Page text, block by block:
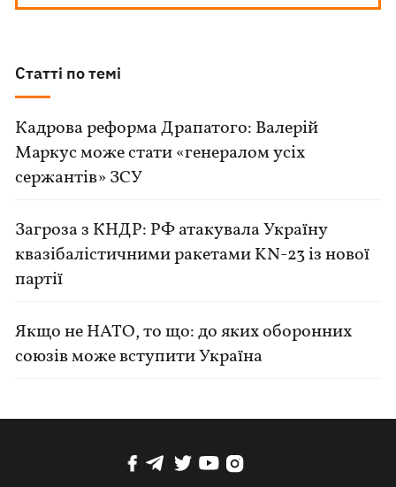
Статті по темі
Кадрова реформа Драпатого: Валерій
Маркус може стати «генералом усіх
сержантів» ЗСУ
Загроза з КНДР: РФ атакувала Україну
квазібалістичними ракетами KN-23 із нової
партії
Якщо не НАТО, то що: до яких оборонних
союзів може вступити Україна